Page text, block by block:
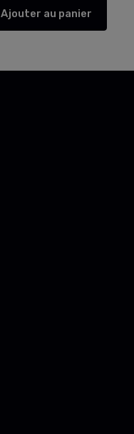
Ajouter au panier